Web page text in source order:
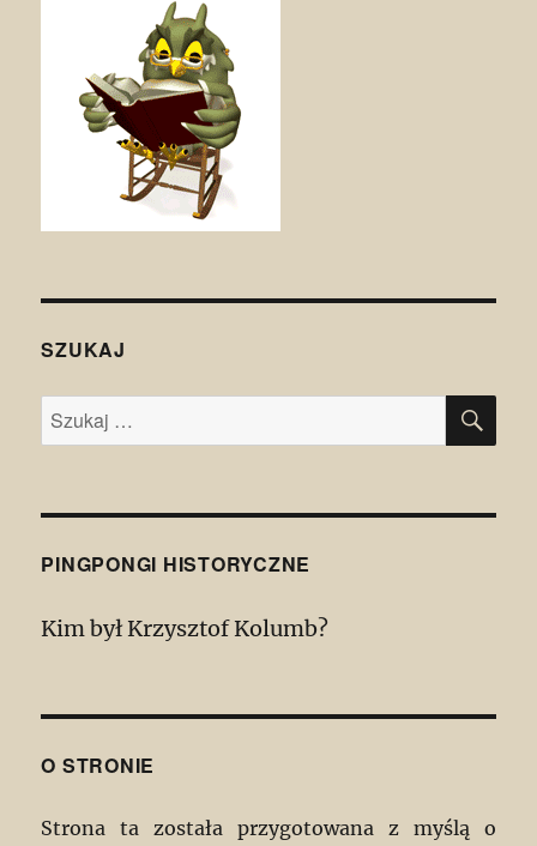
SZUKAJ
Szukaj:
PINGPONGI HISTORYCZNE
Kim był Krzysztof Kolumb?
O STRONIE
Strona ta została przygotowana z myślą o